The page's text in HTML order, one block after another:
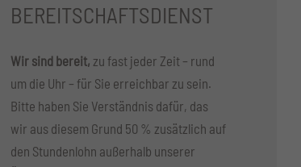
BEREITSCHAFTSDIENST
Wir sind bereit, zu fast jeder Zeit – rund
um die Uhr – für Sie erreichbar zu sein.
Bitte haben Sie Verständnis dafür, das
wir aus diesem Grund 50 % zusätzlich auf
den Stundenlohn außerhalb unserer